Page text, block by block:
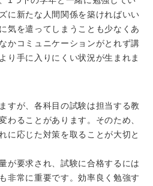
に新たな人間関係を築ければいい
気を遣ってしまうことも少なくあ
かコミュニケーションがとれず講
り手に入りにくい状況が生まれま
すが、各科目の試験は担当する教
わることがあります。そのため、
に応じた対策を取ることが大切と
が要求され、試験に合格するには
非常に重要です。効率良く勉強す